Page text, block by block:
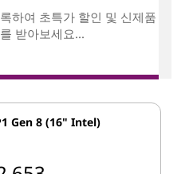
하여 초특가 할인 및 신제품
받아보세요...
Gen 8 (16" Intel)